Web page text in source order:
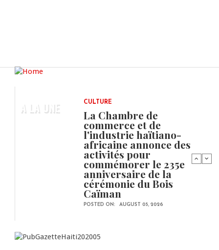
A LA UNE CULTURE
La Chambre de
commerce et de
l'industrie haïtiano-
africaine annonce des
activités pour
commémorer le 235e
anniversaire de la
cérémonie du Bois
Caïman
POSTED ON: AUGUST 05, 2026